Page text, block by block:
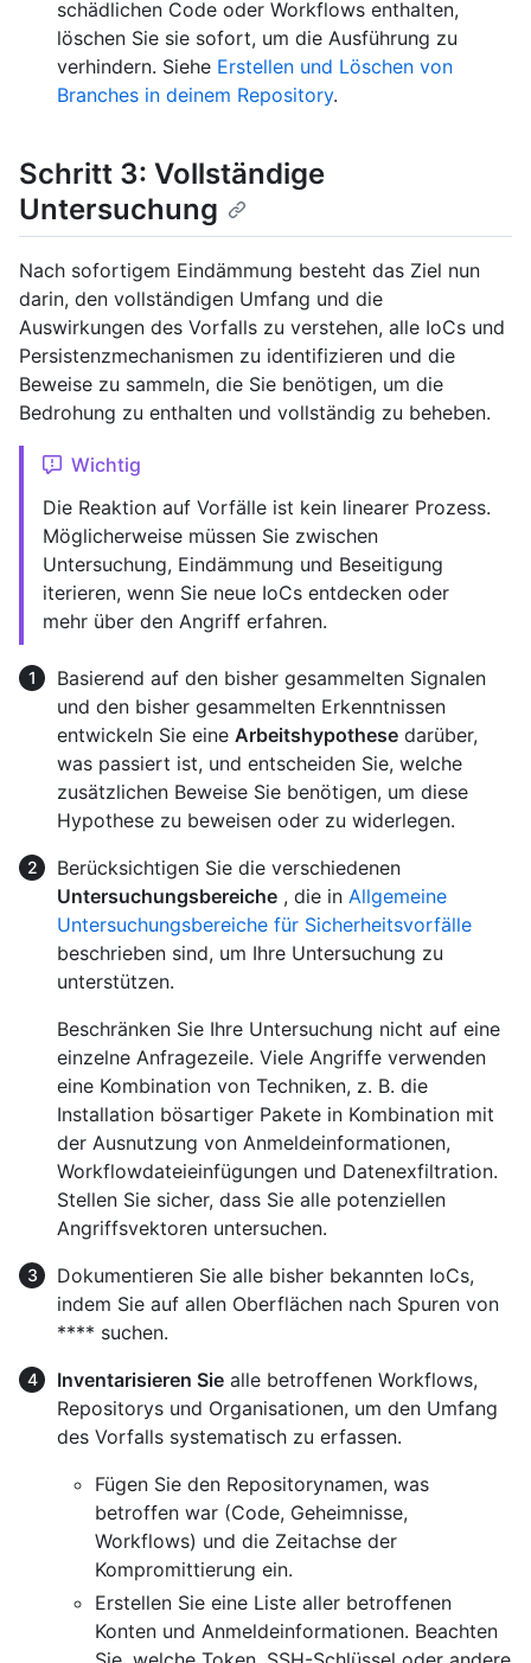
schädlichen Code oder Workflows enthalten,
löschen Sie sie sofort, um die Ausführung zu
verhindern. Siehe Erstellen und Löschen von
Branches in deinem Repository.
Schritt 3: Vollständige
Untersuchung
Nach sofortigem Eindämmung besteht das Ziel nun
darin, den vollständigen Umfang und die
Auswirkungen des Vorfalls zu verstehen, alle IoCs und
Persistenzmechanismen zu identifizieren und die
Beweise zu sammeln, die Sie benötigen, um die
Bedrohung zu enthalten und vollständig zu beheben.
Wichtig
Die Reaktion auf Vorfälle ist kein linearer Prozess.
Möglicherweise müssen Sie zwischen
Untersuchung, Eindämmung und Beseitigung
iterieren, wenn Sie neue IoCs entdecken oder
mehr über den Angriff erfahren.
Basierend auf den bisher gesammelten Signalen
und den bisher gesammelten Erkenntnissen
entwickeln Sie eine Arbeitshypothese darüber,
was passiert ist, und entscheiden Sie, welche
zusätzlichen Beweise Sie benötigen, um diese
Hypothese zu beweisen oder zu widerlegen.
Berücksichtigen Sie die verschiedenen
Untersuchungsbereiche , die in Allgemeine
Untersuchungsbereiche für Sicherheitsvorfälle
beschrieben sind, um Ihre Untersuchung zu
unterstützen.
Beschränken Sie Ihre Untersuchung nicht auf eine
einzelne Anfragezeile. Viele Angriffe verwenden
eine Kombination von Techniken, z. B. die
Installation bösartiger Pakete in Kombination mit
der Ausnutzung von Anmeldeinformationen,
Workflowdateieinfügungen und Datenexfiltration.
Stellen Sie sicher, dass Sie alle potenziellen
Angriffsvektoren untersuchen.
Dokumentieren Sie alle bisher bekannten IoCs,
indem Sie auf allen Oberflächen nach Spuren von
**** suchen.
Inventarisieren Sie alle betroffenen Workflows,
Repositorys und Organisationen, um den Umfang
des Vorfalls systematisch zu erfassen.
Fügen Sie den Repositorynamen, was
betroffen war (Code, Geheimnisse,
Workflows) und die Zeitachse der
Kompromittierung ein.
Erstellen Sie eine Liste aller betroffenen
Konten und Anmeldeinformationen. Beachten